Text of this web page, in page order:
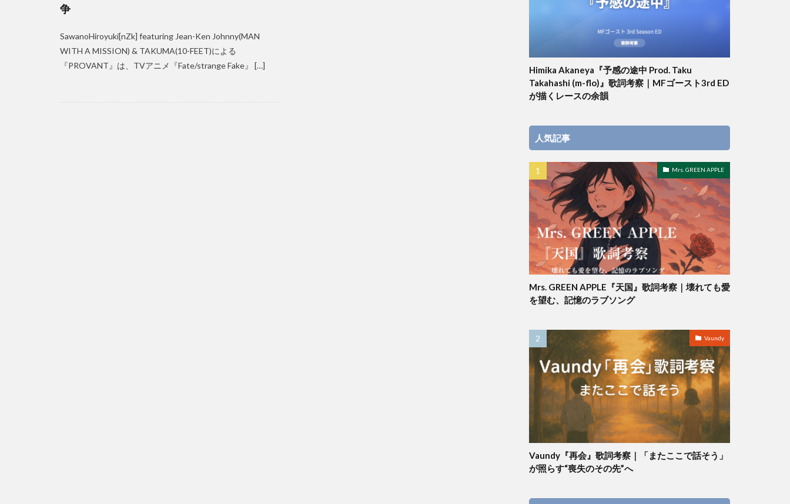
争
SawanoHiroyuki[nZk] featuring Jean-Ken Johnny(MAN
WITH A MISSION) & TAKUMA(10-FEET)による
『PROVANT』は、TVアニメ『Fate/strange Fake』 […]
Himika Akaneya『予感の途中 Prod. Taku
Takahashi (m-flo)』歌詞考察｜MFゴースト3rd ED
が描くレースの余韻
人気記事
Mrs. GREEN APPLE
Mrs. GREEN APPLE『天国』歌詞考察｜壊れても愛
を望む、記憶のラブソング
Vaundy
Vaundy『再会』歌詞考察｜「またここで話そう」
が照らす“喪失のその先”へ